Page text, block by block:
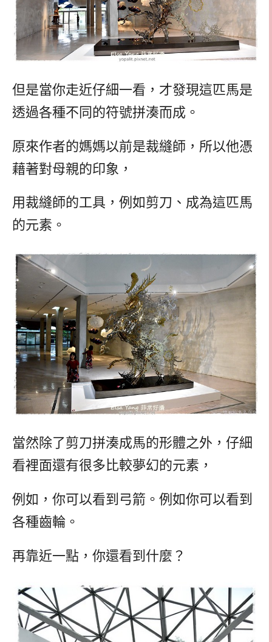
但是當你走近仔細一看，才發現這匹馬是
透過各種不同的符號拼湊而成。
原來作者的媽媽以前是裁縫師，所以他憑
藉著對母親的印象，
用裁縫師的工具，例如剪刀、成為這匹馬
的元素。
當然除了剪刀拼湊成馬的形體之外，仔細
看裡面還有很多比較夢幻的元素，
例如，你可以看到弓箭。例如你可以看到
各種齒輪。
再靠近一點，你還看到什麼？